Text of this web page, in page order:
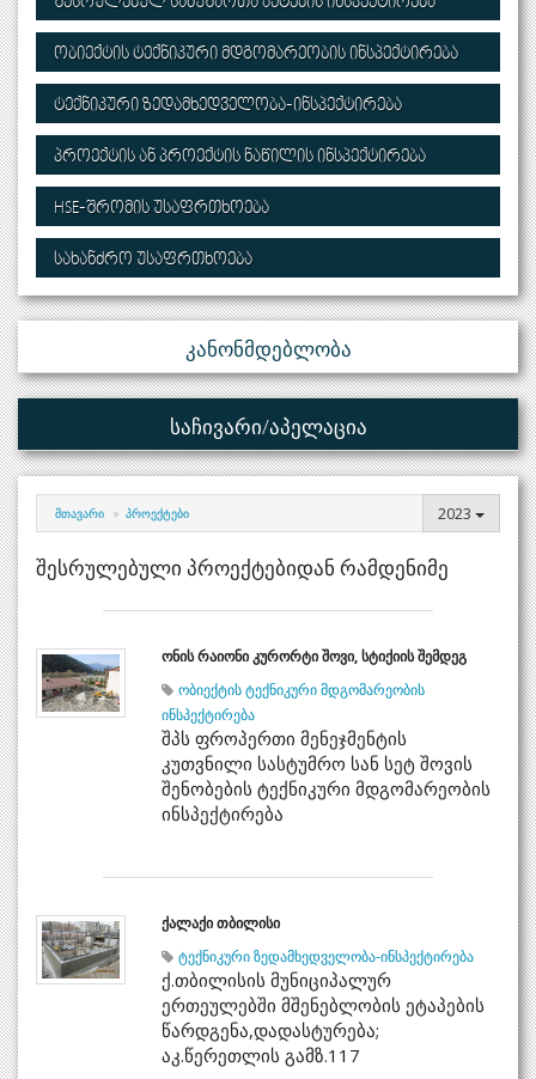
ᲝᲑᲘᲔᲥᲢᲘᲡ ᲢᲔᲥᲜᲘᲙᲣᲠᲘ ᲛᲓᲒᲝᲛᲐᲠᲔᲝᲑᲘᲡ ᲘᲜᲡᲞᲔᲥᲢᲘᲠᲔᲑᲐ
ᲢᲔᲥᲜᲘᲙᲣᲠᲘ ᲖᲔᲓᲐᲛᲮᲔᲓᲕᲔᲚᲝᲑᲐ-ᲘᲜᲡᲞᲔᲥᲢᲘᲠᲔᲑᲐ
ᲞᲠᲝᲔᲥᲢᲘᲡ ᲐᲜ ᲞᲠᲝᲔᲥᲢᲘᲡ ᲜᲐᲬᲘᲚᲘᲡ ᲘᲜᲡᲞᲔᲥᲢᲘᲠᲔᲑᲐ
HSE-ᲨᲠᲝᲛᲘᲡ ᲣᲡᲐᲤᲠᲗᲮᲝᲔᲑᲐ
ᲡᲐᲮᲐᲜᲫᲠᲝ ᲣᲡᲐᲤᲠᲗᲮᲝᲔᲑᲐ
Კანონმდებლობა
Საჩივარი/აპელაცია
2023
ᲛᲗᲐᲕᲐᲠᲘ ᲞᲠᲝᲔᲥᲢᲔᲑᲘ
შესრულებული პროექტებიდან რამდენიმე
ონის რაიონი კურორტი შოვი, სტიქიის შემდეგ
ობიექტის ტექნიკური მდგომარეობის
ინსპექტირება
შპს ფროპერთი მენეჯმენტის
კუთვნილი სასტუმრო სან სეტ შოვის
შენობების ტექნიკური მდგომარეობის
ინსპექტირება
ქალაქი თბილისი
ტექნიკური ზედამხედველობა-ინსპექტირება
ქ.თბილისის მუნიციპალურ
ერთეულებში მშენებლობის ეტაპების
წარდგენა,დადასტურება;
აკ.წერეთლის გამზ.117